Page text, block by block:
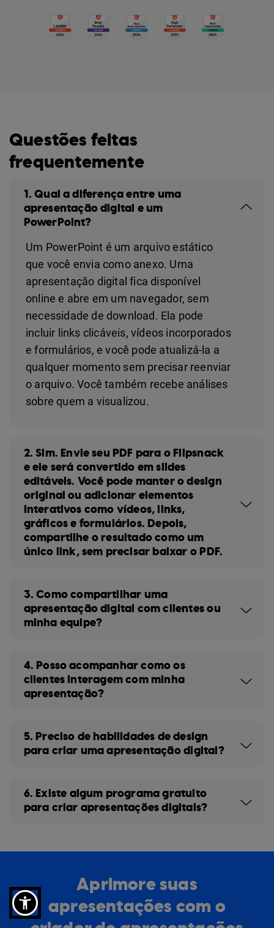
Questões feitas
frequentemente
1. Qual a diferença entre uma
apresentação digital e um
PowerPoint?
Um PowerPoint é um arquivo estático
que você envia como anexo. Uma
apresentação digital fica disponível
online e abre em um navegador, sem
necessidade de download. Ela pode
incluir links clicáveis, vídeos incorporados
e formulários, e você pode atualizá-la a
qualquer momento sem precisar reenviar
o arquivo. Você também recebe análises
sobre quem a visualizou.
2. Sim. Envie seu PDF para o Flipsnack
e ele será convertido em slides
editáveis. Você pode manter o design
original ou adicionar elementos
interativos como vídeos, links,
gráficos e formulários. Depois,
compartilhe o resultado como um
único link, sem precisar baixar o PDF.
3. Como compartilhar uma
apresentação digital com clientes ou
minha equipe?
4. Posso acompanhar como os
clientes interagem com minha
apresentação?
5. Preciso de habilidades de design
para criar uma apresentação digital?
6. Existe algum programa gratuito
para criar apresentações digitais?
Aprimore suas
apresentações com o